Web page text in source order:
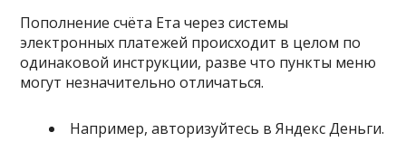
Пополнение счёта Ета через системы
электронных платежей происходит в целом по
одинаковой инструкции, разве что пункты меню
могут незначительно отличаться.
Например, авторизуйтесь в Яндекс Деньги.